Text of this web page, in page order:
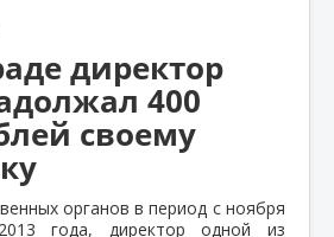
директор
400
своему
органов в период с ноября
года, директор одной из